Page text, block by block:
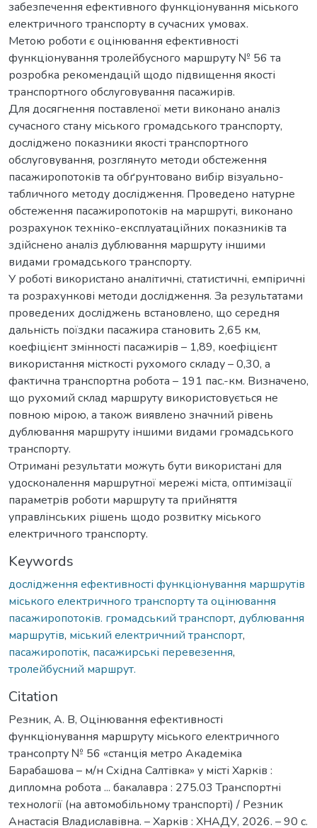
забезпечення ефективного функціонування міського
електричного транспорту в сучасних умовах.
Метою роботи є оцінювання ефективності
функціонування тролейбусного маршруту № 56 та
розробка рекомендацій щодо підвищення якості
транспортного обслуговування пасажирів.
Для досягнення поставленої мети виконано аналіз
сучасного стану міського громадського транспорту,
досліджено показники якості транспортного
обслуговування, розглянуто методи обстеження
пасажиропотоків та обґрунтовано вибір візуально-
табличного методу дослідження. Проведено натурне
обстеження пасажиропотоків на маршруті, виконано
розрахунок техніко-експлуатаційних показників та
здійснено аналіз дублювання маршруту іншими
видами громадського транспорту.
У роботі використано аналітичні, статистичні, емпіричні
та розрахункові методи дослідження. За результатами
проведених досліджень встановлено, що середня
дальність поїздки пасажира становить 2,65 км,
коефіцієнт змінності пасажирів – 1,89, коефіцієнт
використання місткості рухомого складу – 0,30, а
фактична транспортна робота – 191 пас.-км. Визначено,
що рухомий склад маршруту використовується не
повною мірою, а також виявлено значний рівень
дублювання маршруту іншими видами громадського
транспорту.
Отримані результати можуть бути використані для
удосконалення маршрутної мережі міста, оптимізації
параметрів роботи маршруту та прийняття
управлінських рішень щодо розвитку міського
електричного транспорту.
Keywords
дослідження ефективності функціонування маршрутів
міського електричного транспорту та оцінювання
пасажиропотоків. громадський транспорт, дублювання
маршрутів, міський електричний транспорт,
пасажиропотік, пасажирські перевезення,
тролейбусний маршрут.
Citation
Резник, А. В, Оцінювання ефективності
функціонування маршруту міського електричного
трансопрту № 56 «станція метро Академіка
Барабашова – м/н Східна Салтівка» у місті Харків :
дипломна робота ... бакалавра : 275.03 Транспортні
технології (на автомобільному транспорті) / Резник
Анастасія Владиславівна. – Харків : ХНАДУ, 2026. – 90 с.